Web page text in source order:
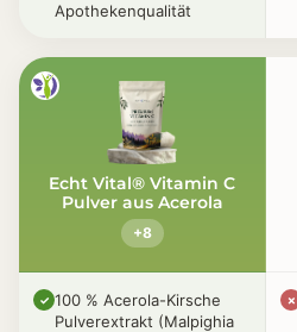
Apothekenqualität
Echt Vital® Vitamin C
Pulver aus Acerola
+8
✓ 100 % Acerola-Kirsche
Pulverextrakt (Malpighia
✗